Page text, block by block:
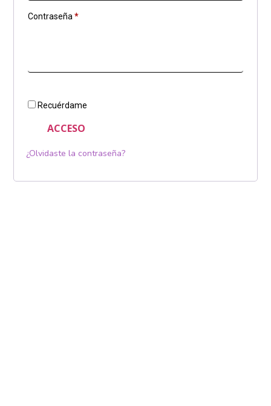
Contraseña*
Recuérdame
ACCESO
¿Olvidaste la contraseña?